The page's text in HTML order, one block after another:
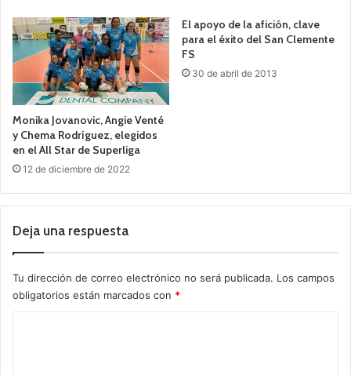
Monika Jovanovic, Angie Venté
y Chema Rodríguez, elegidos
en el All Star de Superliga
12 de diciembre de 2022
El apoyo de la afición, clave
para el éxito del San Clemente
FS
30 de abril de 2013
Deja una respuesta
Tu dirección de correo electrónico no será publicada. Los campos
obligatorios están marcados con *